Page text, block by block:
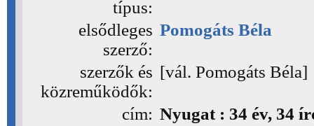
típus:
elsődleges
szerző:
Pomogáts Béla
szerzők és
közreműködők:
[vál. Pomogáts Béla]
cím: Nyugat : 34 év, 34